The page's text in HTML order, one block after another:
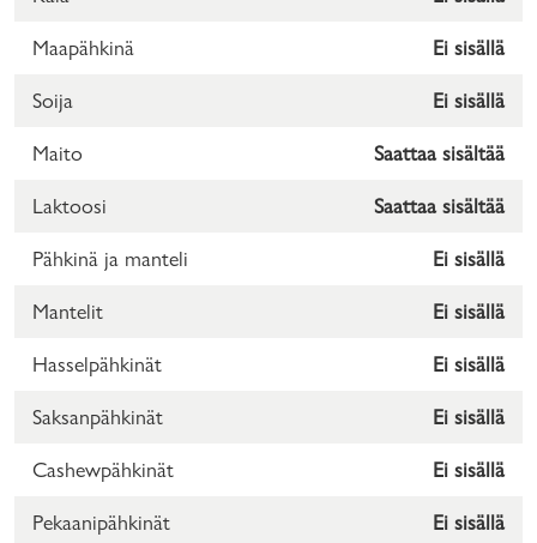
Maapähkinä Ei sisällä
Soija Ei sisällä
Maito Saattaa sisältää
Laktoosi Saattaa sisältää
Pähkinä ja manteli Ei sisällä
Mantelit Ei sisällä
Hasselpähkinät Ei sisällä
Saksanpähkinät Ei sisällä
Cashewpähkinät Ei sisällä
Pekaanipähkinät Ei sisällä